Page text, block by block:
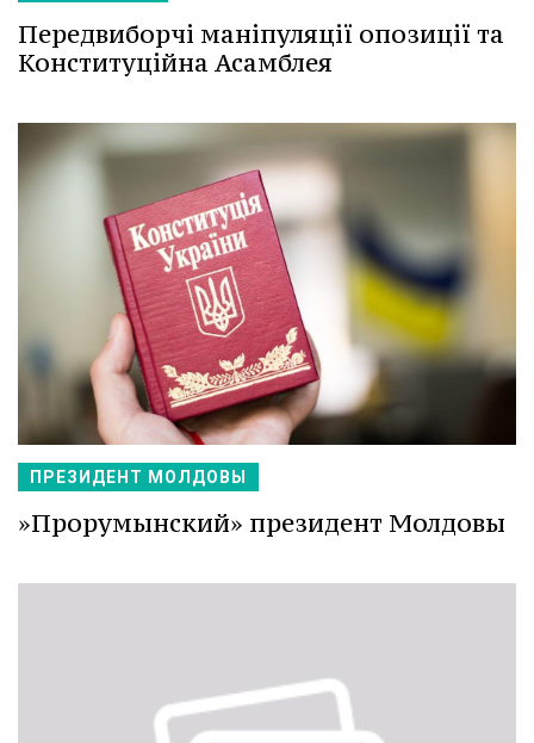
Передвиборчі маніпуляції опозиції та
Конституційна Асамблея
ПРЕЗИДЕНТ МОЛДОВЫ
»Прорумынский» президент Молдовы